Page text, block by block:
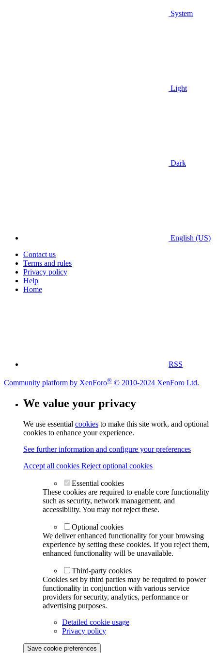
System
Light
Dark
English (US)
Contact us
Terms and rules
Privacy policy
Help
Home
RSS
Community platform by XenForo® © 2010-2024 XenForo Ltd.
We value your privacy
We use essential cookies to make this site work, and optional
cookies to enhance your experience.
See further information and configure your preferences
Accept all cookies Reject optional cookies
Essential cookies
These cookies are required to enable core functionality
such as security, network management, and
accessibility. You may not reject these.
Optional cookies
We deliver enhanced functionality for your browsing
experience by setting these cookies. If you reject them,
enhanced functionality will be unavailable.
Third-party cookies
Cookies set by third parties may be required to power
functionality in conjunction with various service
providers for security, analytics, performance or
advertising purposes.
Detailed cookie usage
Privacy policy
Save cookie preferences